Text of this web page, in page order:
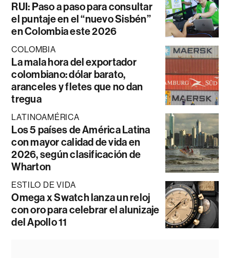
RUI: Paso a paso para consultar
el puntaje en el “nuevo Sisbén”
en Colombia este 2026
COLOMBIA
La mala hora del exportador
colombiano: dólar barato,
aranceles y fletes que no dan
tregua
LATINOAMÉRICA
Los 5 países de América Latina
con mayor calidad de vida en
2026, según clasificación de
Wharton
ESTILO DE VIDA
Omega x Swatch lanza un reloj
con oro para celebrar el alunizaje
del Apollo 11